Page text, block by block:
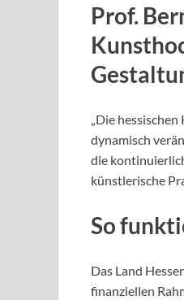
Prof.
„Die
dynamisch
die
künstlerische
So
Das Land
finanziellen